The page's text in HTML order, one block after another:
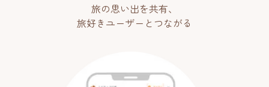
旅の思い出を共有、
旅好きユーザーとつながる